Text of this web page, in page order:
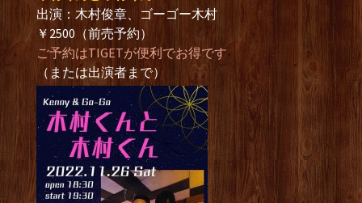
出演：木村俊章、ゴーゴー木村
￥2500（前売予約）
ご予約はTIGETが便利でお得です
（または出演者まで）